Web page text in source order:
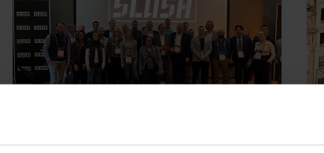
18.11.2022 Chambre de Commerce